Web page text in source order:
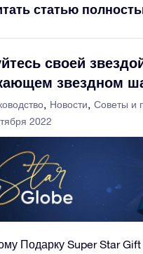
статью
своей
звездном
Новости
Советы и
2022
Подарку Super Star Gift